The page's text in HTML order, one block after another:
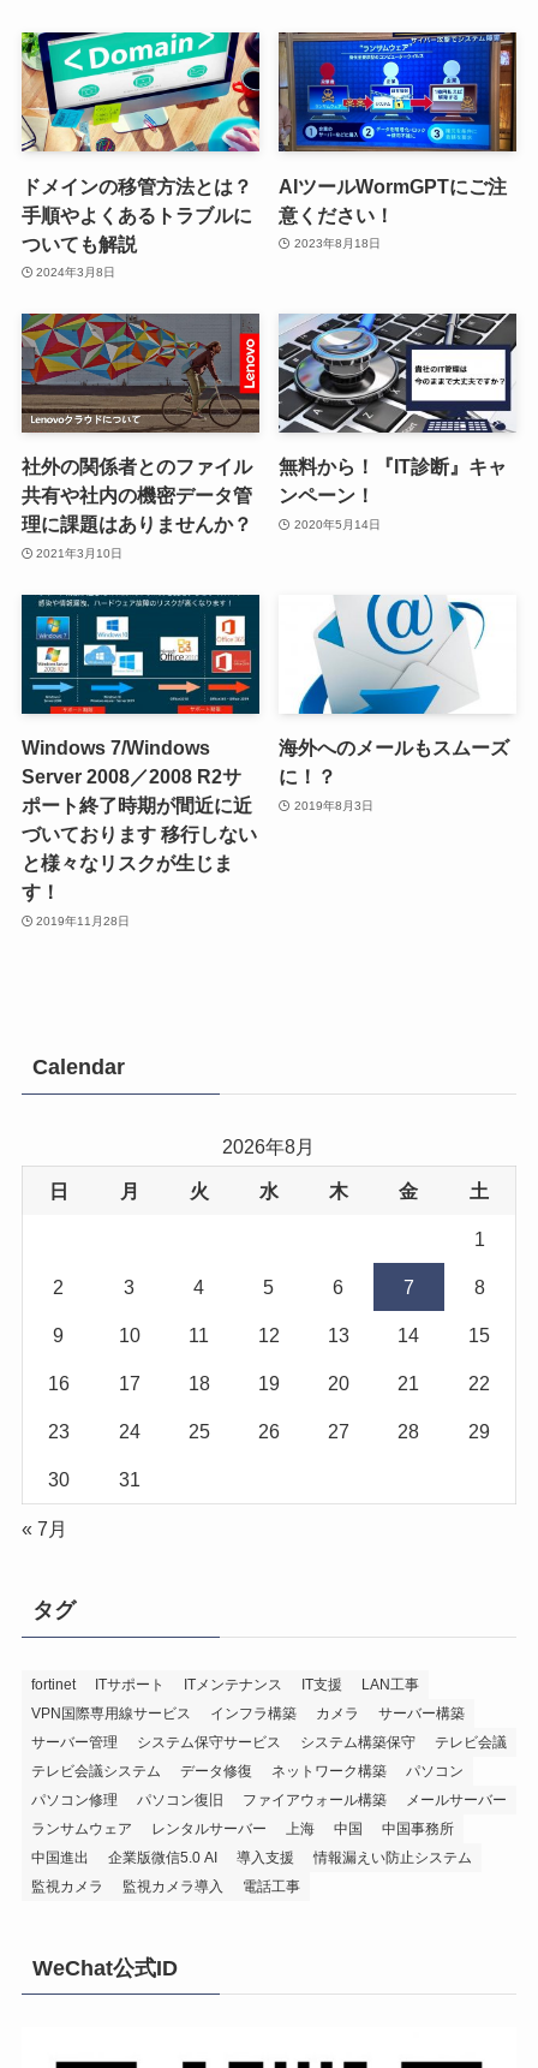
ドメインの移管方法とは？
手順やよくあるトラブルに
ついても解説
2024年3月8日
AIツールWormGPTにご注
意ください！
2023年8月18日
社外の関係者とのファイル
共有や社内の機密データ管
理に課題はありませんか？
2021年3月10日
無料から！『IT診断』キャ
ンペーン！
2020年5月14日
Windows 7/Windows
Server 2008／2008 R2サ
ポート終了時期が間近に近
づいております 移行しない
と様々なリスクが生じま
す！
2019年11月28日
海外へのメールもスムーズ
に！？
2019年8月3日
Calendar
2026年8月
日 月 火 水 木 金 土
1
2 3 4 5 6 7 8
9 10 11 12 13 14 15
16 17 18 19 20 21 22
23 24 25 26 27 28 29
30 31
« 7月
タグ
fortinet ITサポート ITメンテナンス IT支援
LAN工事
VPN国際専用線サービス
インフラ構築 カメラ
サーバー構築
サーバー管理
システム保守サービス システム構築保守
テレビ会議
テレビ会議システム
データ修復 ネットワーク構築
パソコン
パソコン修理
パソコン復旧 ファイアウォール構築
メールサーバー
ランサムウェア
レンタルサーバー 上海 中国
中国事務所
中国進出
企業版微信5.0 AI 導入支援
情報漏えい防止システム
監視カメラ
監視カメラ導入 電話工事
WeChat公式ID